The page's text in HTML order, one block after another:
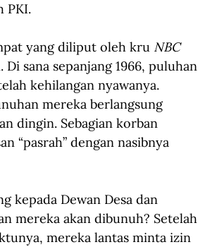
PKI.
yang diliput oleh kru NBC
Di sana sepanjang 1966, puluhan
kehilangan nyawanya.
mereka berlangsung
dingin. Sebagian korban
“pasrah” dengan nasibnya
kepada Dewan Desa dan
mereka akan dibunuh? Setelah
mereka lantas minta izin